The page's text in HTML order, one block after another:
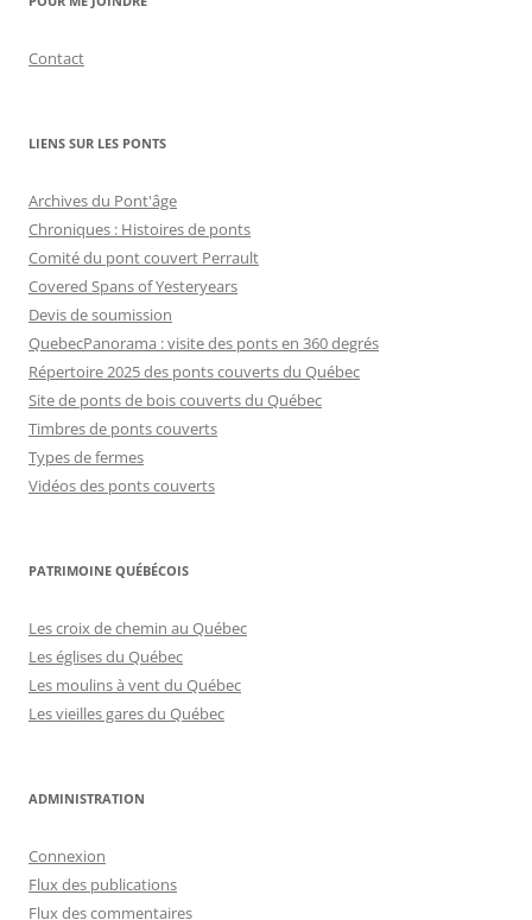
Contact
LIENS SUR LES PONTS
Archives du Pont'âge
Chroniques : Histoires de ponts
Comité du pont couvert Perrault
Covered Spans of Yesteryears
Devis de soumission
QuebecPanorama : visite des ponts en 360 degrés
Répertoire 2025 des ponts couverts du Québec
Site de ponts de bois couverts du Québec
Timbres de ponts couverts
Types de fermes
Vidéos des ponts couverts
PATRIMOINE QUÉBÉCOIS
Les croix de chemin au Québec
Les églises du Québec
Les moulins à vent du Québec
Les vieilles gares du Québec
ADMINISTRATION
Connexion
Flux des publications
Flux des commentaires